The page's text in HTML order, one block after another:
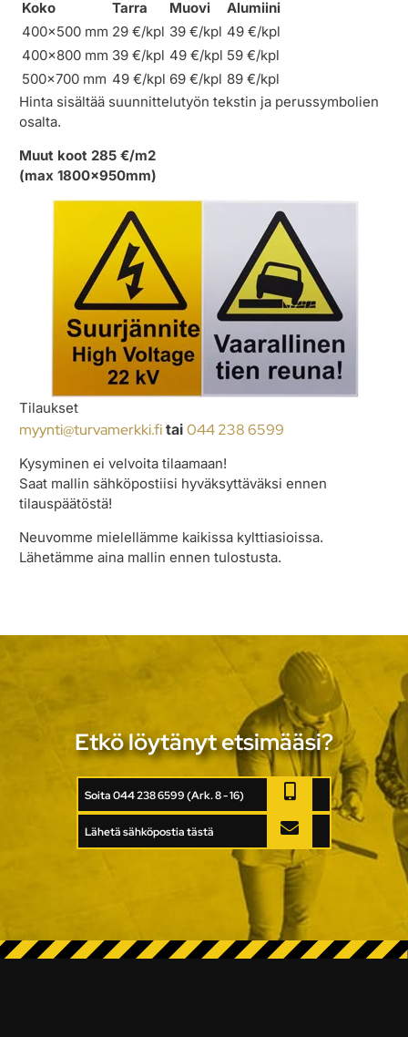
Koko Tarra Muovi
Alumiini
400×500 mm 29 €/kpl 39 €/kpl 49 €/kpl
400×800 mm 39 €/kpl 49 €/kpl 59 €/kpl
500×700 mm 49 €/kpl 69 €/kpl 89 €/kpl
Hinta sisältää suunnittelutyön tekstin ja perussymbolien
osalta.
Muut koot 285 €/m2
(max 1800x950mm)
Tilaukset
myynti@turvamerkki.fi tai044 238 6599
Kysyminen ei velvoita tilaamaan!
Saat mallin sähköpostiisi hyväksyttäväksi ennen
tilauspäätöstä!
Neuvomme mielellämme kaikissa kylttiasioissa.
Lähetämme aina mallin ennen tulostusta.
Etkö löytänyt etsimääsi?
Soita 044 238 6599 (Ark. 8 - 16)
Lähetä sähköpostia tästä